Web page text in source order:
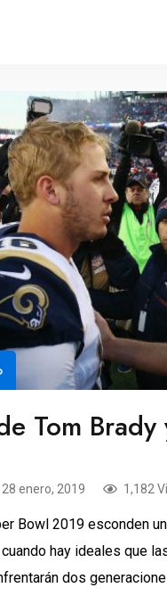
Tom
28 enero, 2019 1,182
Bowl 2019 esconden
hay ideales que
dos